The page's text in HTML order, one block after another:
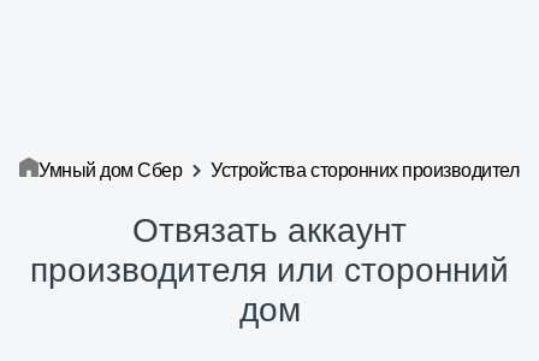
Умный дом Сбер Устройства сторонних производителей
Отвязать аккаунт
производителя или сторонний
дом